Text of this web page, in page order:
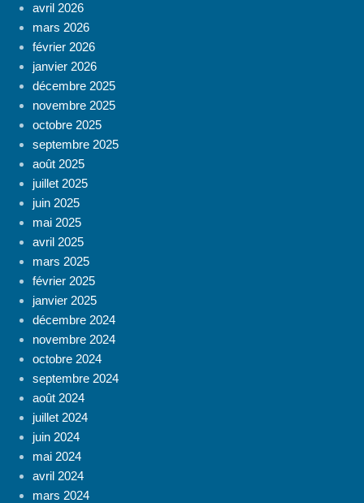
avril 2026
mars 2026
février 2026
janvier 2026
décembre 2025
novembre 2025
octobre 2025
septembre 2025
août 2025
juillet 2025
juin 2025
mai 2025
avril 2025
mars 2025
février 2025
janvier 2025
décembre 2024
novembre 2024
octobre 2024
septembre 2024
août 2024
juillet 2024
juin 2024
mai 2024
avril 2024
mars 2024